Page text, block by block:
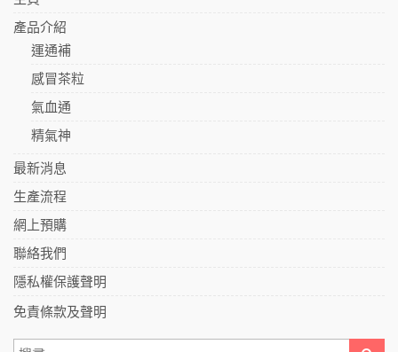
產品介紹
運通補
感冒茶粒
氣血通
精氣神
最新消息
生產流程
網上預購
聯絡我們
隱私權保護聲明
免責條款及聲明